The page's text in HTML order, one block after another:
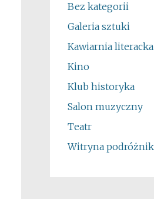
Bez kategorii
Galeria sztuki
Kawiarnia literacka
Kino
Klub historyka
Salon muzyczny
Teatr
Witryna